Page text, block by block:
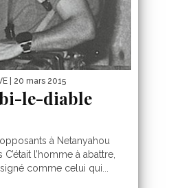
| 20 mars 2015
le-diable
à Netanyahou
l’homme à abattre,
comme celui qui...